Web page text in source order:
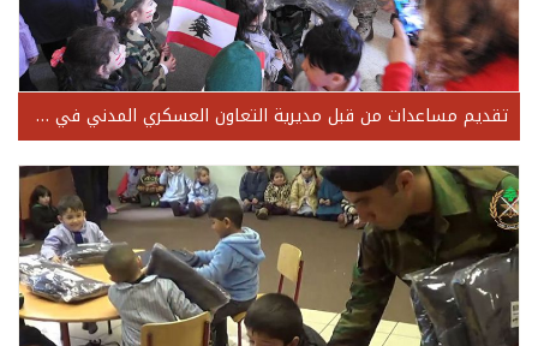
تقديم مساعدات من قبل مديرية التعاون العسكري المدني في منطقة اللبوة